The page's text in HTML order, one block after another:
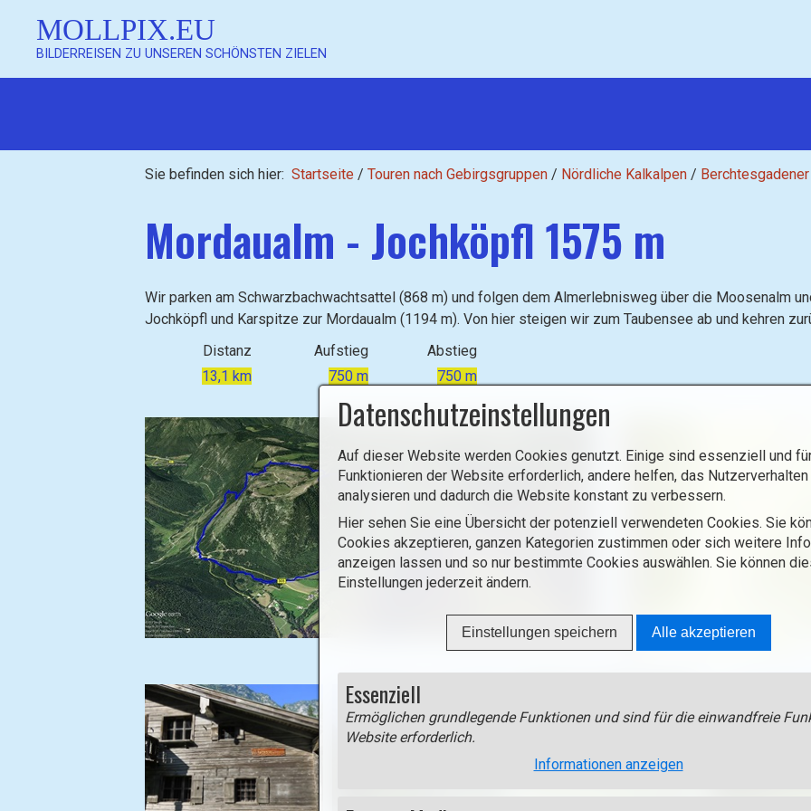
MOLLPIX.EU
BILDERREISEN ZU UNSEREN SCHÖNSTEN ZIELEN
Sie befinden sich hier: Startseite / Touren nach Gebirgsgruppen / Nördliche Kalkalpen /
Mordaualm - Jochköpfl 1575 m
Wir parken am Schwarzbachwachtsattel (868 m) und folgen dem Almerlebnisweg über die Moosenalm
Jochköpfl und Karspitze zur Mordaualm (1194 m). Von hier steigen wir zum Taubensee ab und kehren
Distanz
Aufstieg
Abstieg
13,1 km
750 m 750 m
i
l
d
i
Datenschutzeinstellungen
Auf dieser Website werden Cookies genutzt. Einige sind essenziell und
Funktionieren der Website erforderlich, andere helfen, das
analysieren und dadurch die Website konstant zu verbessern.
Hier sehen Sie eine Übersicht der potenziell verwendeten Cookies. Sie
Cookies akzeptieren, ganzen Kategorien zustimmen oder sich weitere
anzeigen lassen und so nur bestimmte Cookies auswählen. Sie können
Einstellungen jederzeit ändern.
Einstellungen speichern Alle akzeptieren
Essenziell
Ermöglichen grundlegende Funktionen und sind für die einwandfreie
Website erforderlich.
Informationen anzeigen